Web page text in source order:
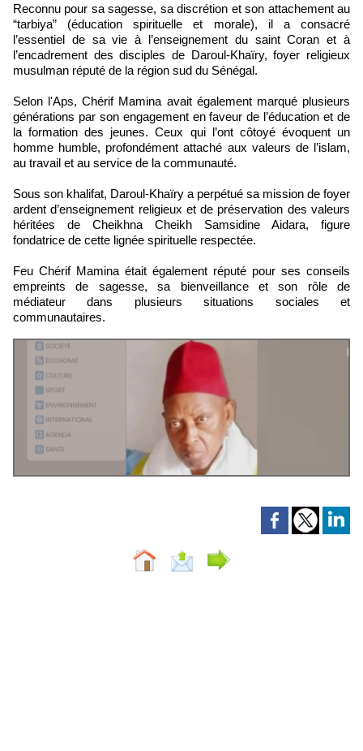
Reconnu pour sa sagesse, sa discrétion et son attachement au
“tarbiya” (éducation spirituelle et morale), il a consacré
l’essentiel de sa vie à l’enseignement du saint Coran et à
l’encadrement des disciples de Daroul-Khaïry, foyer religieux
musulman réputé de la région sud du Sénégal.
Selon l'Aps, Chérif Mamina avait également marqué plusieurs
générations par son engagement en faveur de l’éducation et de
la formation des jeunes. Ceux qui l’ont côtoyé évoquent un
homme humble, profondément attaché aux valeurs de l’islam,
au travail et au service de la communauté.
Sous son khalifat, Daroul-Khaïry a perpétué sa mission de foyer
ardent d’enseignement religieux et de préservation des valeurs
héritées de Cheikhna Cheikh Samsidine Aidara, figure
fondatrice de cette lignée spirituelle respectée.
Feu Chérif Mamina était également réputé pour ses conseils
empreints de sagesse, sa bienveillance et son rôle de
médiateur dans plusieurs situations sociales et
communautaires.